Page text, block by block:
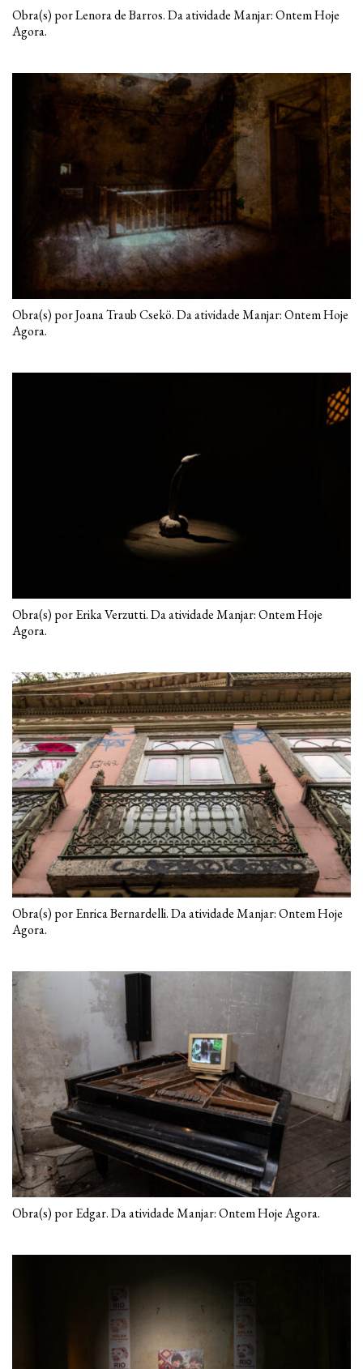
Obra(s) por Lenora de Barros. Da atividade Manjar: Ontem Hoje
Agora.
Obra(s) por Joana Traub Csekö. Da atividade Manjar: Ontem Hoje
Agora.
Obra(s) por Erika Verzutti. Da atividade Manjar: Ontem Hoje
Agora.
Obra(s) por Enrica Bernardelli. Da atividade Manjar: Ontem Hoje
Agora.
Obra(s) por Edgar. Da atividade Manjar: Ontem Hoje Agora.